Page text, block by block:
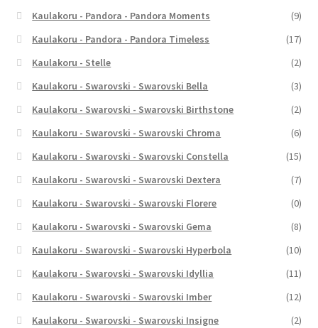
Kaulakoru - Pandora - Pandora Moments
(9)
Kaulakoru - Pandora - Pandora Timeless
(17)
Kaulakoru - Stelle
(2)
Kaulakoru - Swarovski - Swarovski Bella
(3)
Kaulakoru - Swarovski - Swarovski Birthstone
(2)
Kaulakoru - Swarovski - Swarovski Chroma
(6)
Kaulakoru - Swarovski - Swarovski Constella
(15)
Kaulakoru - Swarovski - Swarovski Dextera
(7)
Kaulakoru - Swarovski - Swarovski Florere
(0)
Kaulakoru - Swarovski - Swarovski Gema
(8)
Kaulakoru - Swarovski - Swarovski Hyperbola
(10)
Kaulakoru - Swarovski - Swarovski Idyllia
(11)
Kaulakoru - Swarovski - Swarovski Imber
(12)
Kaulakoru - Swarovski - Swarovski Insigne
(2)